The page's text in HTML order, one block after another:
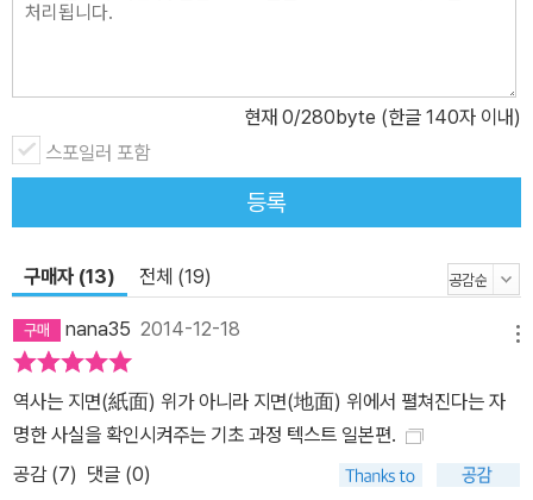
사료 해석과 지리 고증을 토대로 역사적 사건을 지도로 재현했다. 이
각적으로 드러내고 있으며, 68컷의 표와 그래프는 텍스트만으로 설
명할 수 없는 내용을 압축적으로 정리하고 있다. 고품질 입체 지도 그
래픽 대개의 역사서에 나오는 단조로운 평면 지도를 탈피하여 산맥과
강줄기, 고원과 평지가 현실감 있게 드러나는 입체 지도를 주로 사용
국경, 세력 범위가 명확하게 드러나도록 했고, 여기에 다양한 화살표
와 아이콘을 사용하여 정지된 듯 보이는 공간에 시간이라는 역동성을
구현하고자 했다. 처음부터 끝까지 지도만 쭉 살펴보아도 일본사의
전체 그림을 그려볼 수 있다. 시대상을 한눈에 느끼게 해주는 도판 자
료 214개의 도판 자료는 일본사 읽기를 더욱 풍성하게 한다. 단지 해
대의 특징을 잘 살려낼 수 있는 도판을 엄선했다. 예를 들어 다이센 고
현재 0/280byte (한글 140자 이내)
스포일러 포함
등록
구매자 (13) 전체 (19)
nana35 2014-12-18
역사는 지면(紙面) 위가 아니라 지면(地面) 위에서 펼쳐진다는 자
명한 사실을 확인시켜주는 기초 과정 텍스트 일본편.
공감 (7) 댓글 (0)